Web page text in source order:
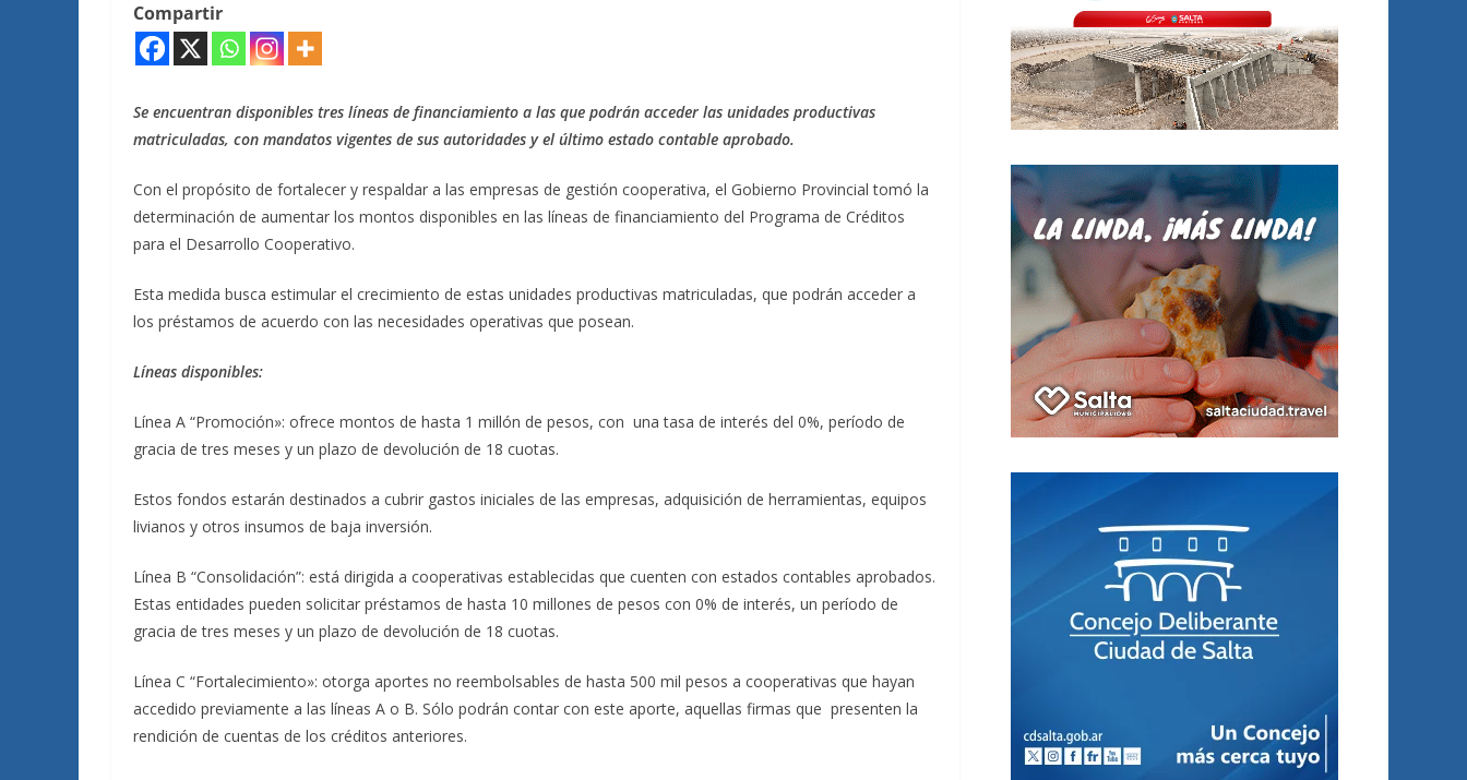
Compartir
Se encuentran disponibles tres líneas de financiamiento a las que podrán acceder las unidades productivas
matriculadas, con mandatos vigentes de sus autoridades y el último estado contable aprobado.
Con el propósito de fortalecer y respaldar a las empresas de gestión cooperativa, el Gobierno Provincial tomó la
determinación de aumentar los montos disponibles en las líneas de financiamiento del Programa de Créditos
para el Desarrollo Cooperativo.
Esta medida busca estimular el crecimiento de estas unidades productivas matriculadas, que podrán acceder a
los préstamos de acuerdo con las necesidades operativas que posean.
Líneas disponibles:
Línea A “Promoción»: ofrece montos de hasta 1 millón de pesos, con una tasa de interés del 0%, período de
gracia de tres meses y un plazo de devolución de 18 cuotas.
Estos fondos estarán destinados a cubrir gastos iniciales de las empresas, adquisición de herramientas, equipos
livianos y otros insumos de baja inversión.
Línea B “Consolidación”: está dirigida a cooperativas establecidas que cuenten con estados contables aprobados.
Estas entidades pueden solicitar préstamos de hasta 10 millones de pesos con 0% de interés, un período de
gracia de tres meses y un plazo de devolución de 18 cuotas.
Línea C “Fortalecimiento»: otorga aportes no reembolsables de hasta 500 mil pesos a cooperativas que hayan
accedido previamente a las líneas A o B. Sólo podrán contar con este aporte, aquellas firmas que presenten la
rendición de cuentas de los créditos anteriores.